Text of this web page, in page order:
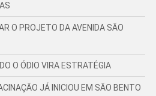
O PROJETO DA AVENIDA SÃO
O ÓDIO VIRA ESTRATÉGIA
JÁ INICIOU EM SÃO BENTO